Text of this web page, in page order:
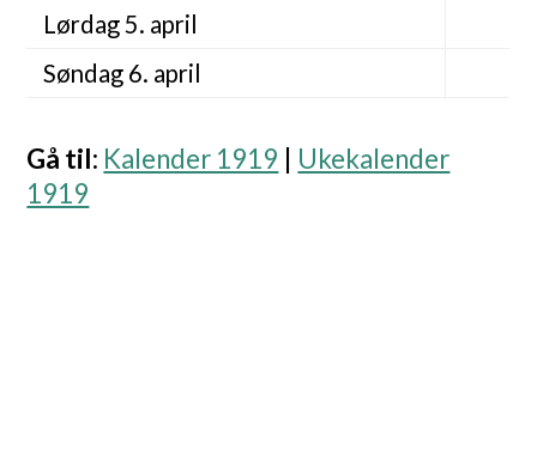
Lørdag 5. april
Søndag 6. april
Gå til: Kalender 1919
Ukekalender
1919